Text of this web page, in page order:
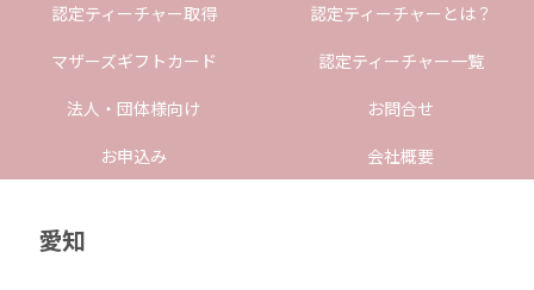
認定ティーチャー取得
認定ティーチャーとは？
マザーズギフトカード
認定ティーチャー一覧
法人・団体様向け
お問合せ
お申込み
会社概要
愛知